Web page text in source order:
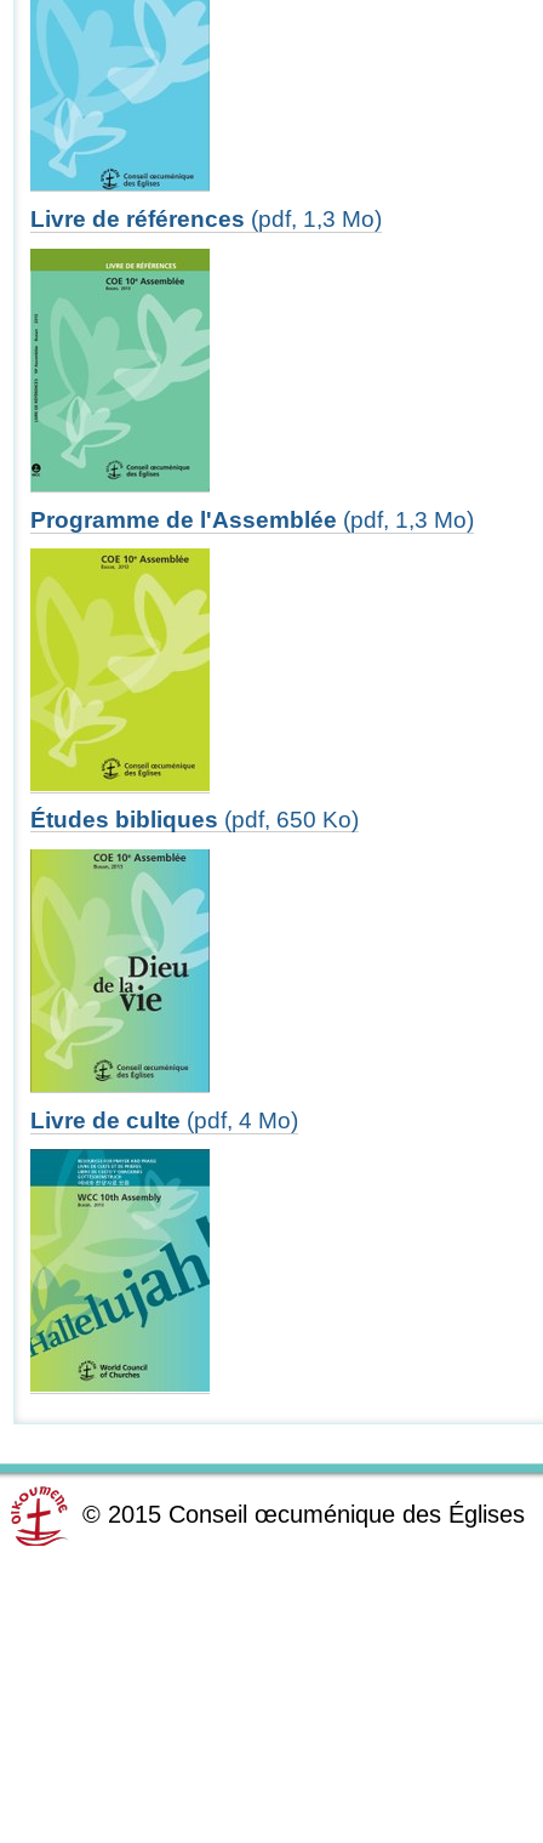
Livre de références (pdf, 1,3 Mo)
Programme de l'Assemblée (pdf, 1,3 Mo)
Études bibliques (pdf, 650 Ko)
Livre de culte (pdf, 4 Mo)
© 2015 Conseil œcuménique des Églises